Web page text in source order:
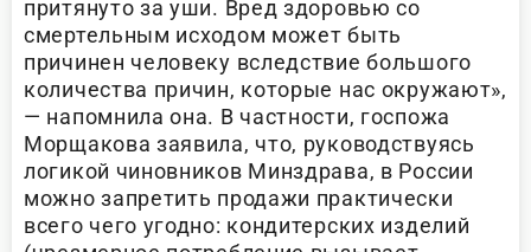
притянуто за уши. Вред здоровью со
смертельным исходом может быть
причинен человеку вследствие большого
количества причин, которые нас окружают»,
— напомнила она. В частности, госпожа
Морщакова заявила, что, руководствуясь
логикой чиновников Минздрава, в России
можно запретить продажи практически
всего чего угодно: кондитерских изделий